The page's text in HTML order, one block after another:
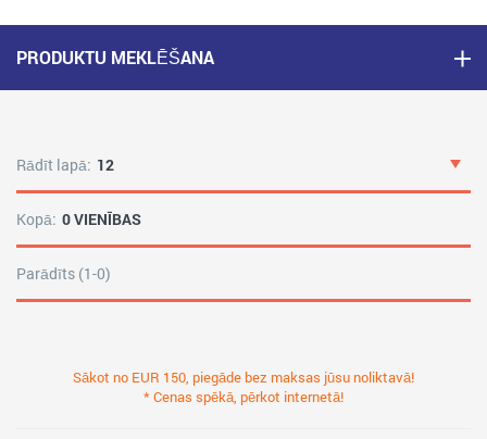
PRODUKTU MEKLĒŠANA
Rādīt lapā: 12
Kopā: 0 VIENĪBAS
Parādīts (1-0)
Sākot no EUR 150, piegāde bez maksas jūsu noliktavā!
* Cenas spēkā, pērkot internetā!